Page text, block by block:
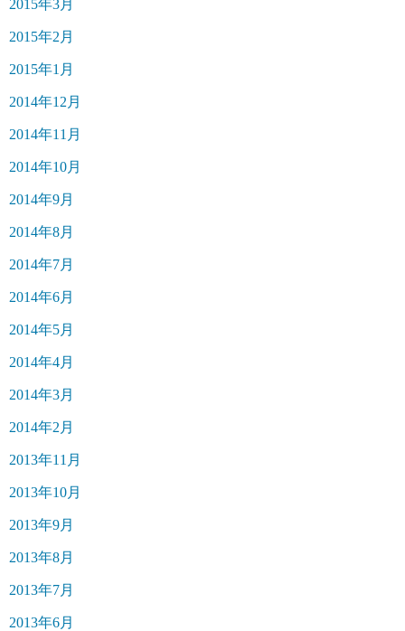
2015年3月
2015年2月
2015年1月
2014年12月
2014年11月
2014年10月
2014年9月
2014年8月
2014年7月
2014年6月
2014年5月
2014年4月
2014年3月
2014年2月
2013年11月
2013年10月
2013年9月
2013年8月
2013年7月
2013年6月